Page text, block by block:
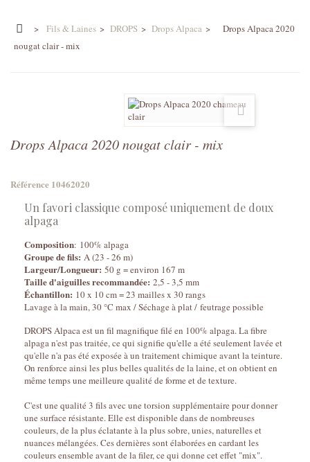
> Fils & Laines > DROPS > Drops Alpaca >
Drops Alpaca 2020
nougat clair - mix
Drops Alpaca 2020 nougat clair - mix
Référence 10462020
Un favori classique composé uniquement de doux
alpaga
Composition: 100% alpaga
Groupe de fils: A (23 - 26 m)
Largeur/Longueur: 50 g = environ 167 m
Taille d'aiguilles recommandée: 2,5 - 3,5 mm
Échantillon: 10 x 10 cm = 23 mailles x 30 rangs
Lavage à la main, 30 °C max / Séchage à plat / feutrage possible
DROPS Alpaca est un fil magnifique filé en 100% alpaga. La fibre
alpaga n'est pas traitée, ce qui signifie qu'elle a été seulement lavée et
qu'elle n'a pas été exposée à un traitement chimique avant la teinture.
On renforce ainsi les plus belles qualités de la laine, et on obtient en
même temps une meilleure qualité de forme et de texture.
C'est une qualité 3 fils avec une torsion supplémentaire pour donner
une surface résistante. Elle est disponible dans de nombreuses
couleurs, de la plus éclatante à la plus sobre, unies, naturelles et
nuances mélangées. Ces dernières sont élaborées en cardant les
couleurs ensemble avant de la filer, ce qui donne cet effet "mix".